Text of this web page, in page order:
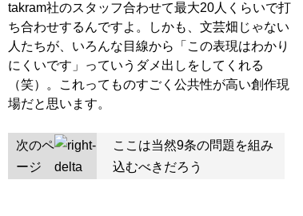
takram社のスタッフ合わせて最大20人くらいで打
ち合わせするんですよ。しかも、文芸畑じゃない
人たちが、いろんな目線から「この表現はわかり
にくいです」っていうダメ出しをしてくれる
（笑）。これってものすごく公共性が高い創作現
場だと思います。
次のペ
ージ
ここは当然9条の問題を組み
込むべきだろう